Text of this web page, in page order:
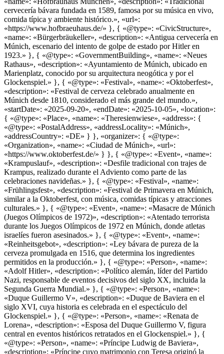
cervecería bávara fundada en 1589, famosa por su música en vivo,
comida típica y ambiente histórico.», «url»:
«https://www.hofbraeuhaus.de/» }, { «@type»: «CivicStructure»,
«name»: «Bürgerbräukeller», «description»: «Antigua cervecería en
Múnich, escenario del intento de golpe de estado por Hitler en
1923.» }, { «@type»: «GovernmentBuilding», «name»: «Neues
Rathaus», «description»: «Ayuntamiento de Múnich, ubicado en
Marienplatz, conocido por su arquitectura neogótica y por el
Glockenspiel.» }, { «@type»: «Festival», «name»: «Oktoberfest»,
«description»: «Festival de cerveza celebrado anualmente en
Múnich desde 1810, considerado el más grande del mundo.»,
«startDate»: «2025-09-20», «endDate»: «2025-10-05», «location»:
{ «@type»: «Place», «name»: «Theresienwiese», «address»: {
«@type»: «PostalAddress», «addressLocality»: «Múnich»,
«addressCountry»: «DE» } }, «organizer»: { «@type»:
«Organization», «name»: «Ciudad de Múnich», «url»:
«https://www.oktoberfest.de/» } }, { «@type»: «Event», «name»:
«Krampuslauf», «description»: «Desfile tradicional con trajes de
Krampus, realizado durante el Adviento como parte de las
celebraciones navideñas.» }, { «@type»: «Festival», «name»:
«Frühlingsfest», «description»: «Festival de Primavera en Múnich,
similar a la Oktoberfest, con música, comidas típicas y atracciones
culturales.» }, { «@type»: «Event», «name»: «Masacre de Múnich
(Juegos Olímpicos de 1972)», «description»: «Atentado terrorista
durante los Juegos Olímpicos de 1972 en Múnich, donde atletas
israelíes fueron asesinados.» }, { «@type»: «Event», «name»:
«Reinheitsgebot», «description»: «Ley bávara de pureza de la
cerveza promulgada en 1516, que determina los ingredientes
permitidos en la producción.» }, { «@type»: «Person», «name»:
«Adolf Hitler», «description»: «Político alemán, líder del Partido
Nazi, responsable de eventos decisivos del siglo XX, incluida la
Segunda Guerra Mundial.» }, { «@type»: «Person», «name»:
«Duque Guillermo V», «description»: «Duque de Baviera en el
siglo XVI, cuya historia es celebrada en el espectáculo del
Glockenspiel.» }, { «@type»: «Person», «name»: «Renata de
Lorena», «description»: «Esposa del Duque Guillermo V, figura
central en eventos históricos retratados en el Glockenspiel.» }, {
«@type»: «Person», «name»: «Príncipe Ludwig de Baviera»,
«description»: «Príncipe cuyo matrimonio con Teresa originó la